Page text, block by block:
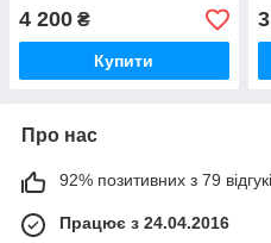
4 200 ₴
Купити
Про нас
92% позитивних з 79
Працює з 24.04.2016